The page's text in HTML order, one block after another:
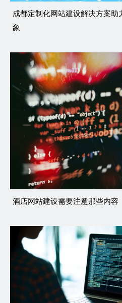
成都定制化网站建设解决方案
象
酒店网站建设需要注意那些内容